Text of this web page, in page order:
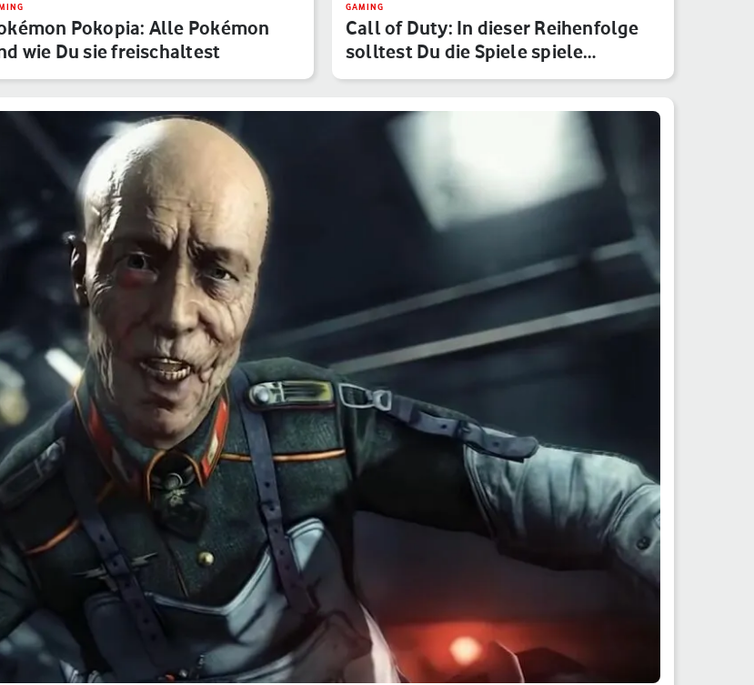
Pokopia: Alle Pokémon
wie Du sie freischaltest
GAMING
Call of Duty: In dieser Reihenfolge
solltest Du die Spiele spiele…